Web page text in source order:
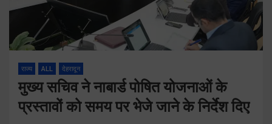
राज्य ALL देहरादून
मुख्य सचिव ने नाबार्ड पोषित योजनाओं के
प्रस्तावों को समय पर भेजे जाने के निर्देश दिए